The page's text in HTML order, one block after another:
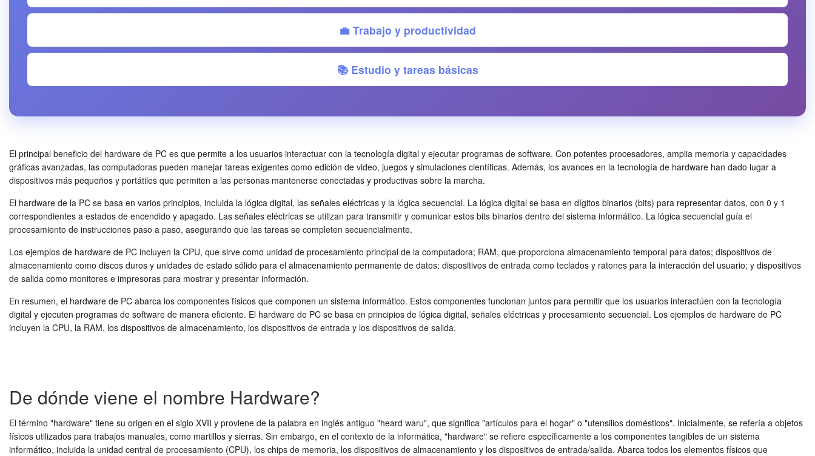
💼 Trabajo y productividad
📚 Estudio y tareas básicas
El principal beneficio del hardware de PC es que permite a los usuarios interactuar con la tecnología digital y ejecutar programas de software. Con potentes procesadores, amplia memoria y capacidades
gráficas avanzadas, las computadoras pueden manejar tareas exigentes como edición de video, juegos y simulaciones científicas. Además, los avances en la tecnología de hardware han dado lugar a
dispositivos más pequeños y portátiles que permiten a las personas mantenerse conectadas y productivas sobre la marcha.
El hardware de la PC se basa en varios principios, incluida la lógica digital, las señales eléctricas y la lógica secuencial. La lógica digital se basa en dígitos binarios (bits) para representar datos, con 0 y 1
correspondientes a estados de encendido y apagado. Las señales eléctricas se utilizan para transmitir y comunicar estos bits binarios dentro del sistema informático. La lógica secuencial guía el
procesamiento de instrucciones paso a paso, asegurando que las tareas se completen secuencialmente.
Los ejemplos de hardware de PC incluyen la CPU, que sirve como unidad de procesamiento principal de la computadora; RAM, que proporciona almacenamiento temporal para datos; dispositivos de
almacenamiento como discos duros y unidades de estado sólido para el almacenamiento permanente de datos; dispositivos de entrada como teclados y ratones para la interacción del usuario; y dispositivos
de salida como monitores e impresoras para mostrar y presentar información.
En resumen, el hardware de PC abarca los componentes físicos que componen un sistema informático. Estos componentes funcionan juntos para permitir que los usuarios interactúen con la tecnología
digital y ejecuten programas de software de manera eficiente. El hardware de PC se basa en principios de lógica digital, señales eléctricas y procesamiento secuencial. Los ejemplos de hardware de PC
incluyen la CPU, la RAM, los dispositivos de almacenamiento, los dispositivos de entrada y los dispositivos de salida.
De dónde viene el nombre Hardware?
El término "hardware" tiene su origen en el siglo XVII y proviene de la palabra en inglés antiguo "heard waru", que significa "artículos para el hogar" o "utensilios domésticos". Inicialmente, se refería a objetos
físicos utilizados para trabajos manuales, como martillos y sierras. Sin embargo, en el contexto de la informática, "hardware" se refiere específicamente a los componentes tangibles de un sistema
informático, incluida la unidad central de procesamiento (CPU), los chips de memoria, los dispositivos de almacenamiento y los dispositivos de entrada/salida. Abarca todos los elementos físicos que